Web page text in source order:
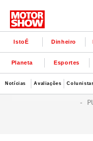
IstoÉ Dinheiro
Planeta Esportes
Notícias Avaliações